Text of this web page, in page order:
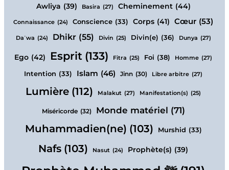
Awliya (39) Basira (27) Cheminement (44)
Connaissance (24) Conscience (33) Corps (41) Cœur (53)
Daʿwa (24) Dhikr (55) Divin (25) Divin(e) (36) Dunya (27)
Ego (42) Esprit (133) Fitra (25) Foi (38) Homme (27)
Intention (33) Islam (46) Jinn (30) Libre arbitre (27)
Lumière (112) Malakut (27) Manifestation(s) (25)
Miséricorde (32) Monde matériel (71)
Muhammadien(ne) (103) Murshid (33)
Nafs (103) Nasut (24) Prophète(s) (39)